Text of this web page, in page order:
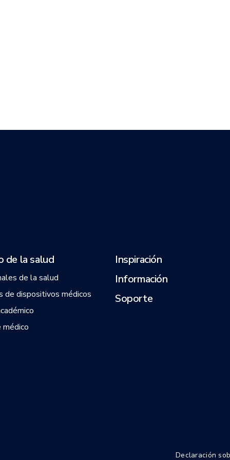
de la salud
de la salud
de dispositivos médicos
Inspiración
Información
Soporte
Declaración